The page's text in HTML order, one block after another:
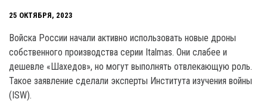
25 ОКТЯБРЯ, 2023
Войска России начали активно использовать новые дроны
собственного производства серии Italmas. Они слабее и
дешевле «Шахедов», но могут выполнять отвлекающую роль.
Такое заявление сделали эксперты Института изучения войны
(ISW).